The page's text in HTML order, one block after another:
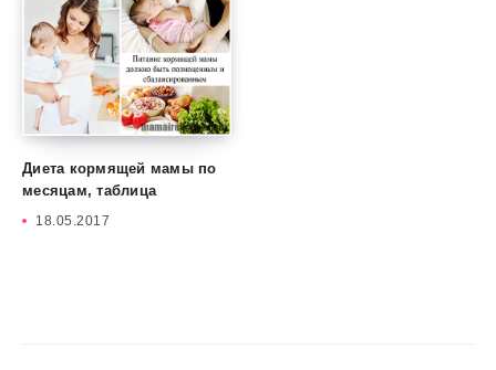
Диета кормящей мамы по
месяцам, таблица
18.05.2017